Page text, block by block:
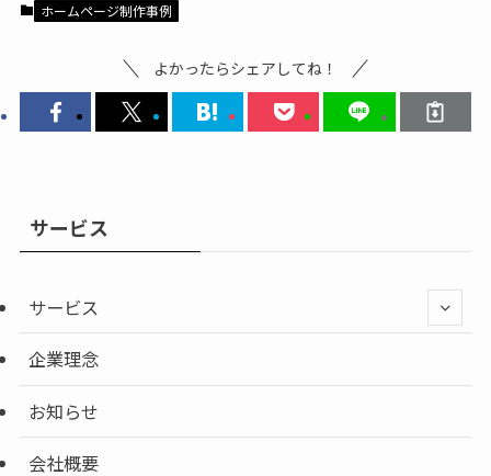
ホームページ制作事例
よかったらシェアしてね！
サービス
サービス
企業理念
お知らせ
会社概要